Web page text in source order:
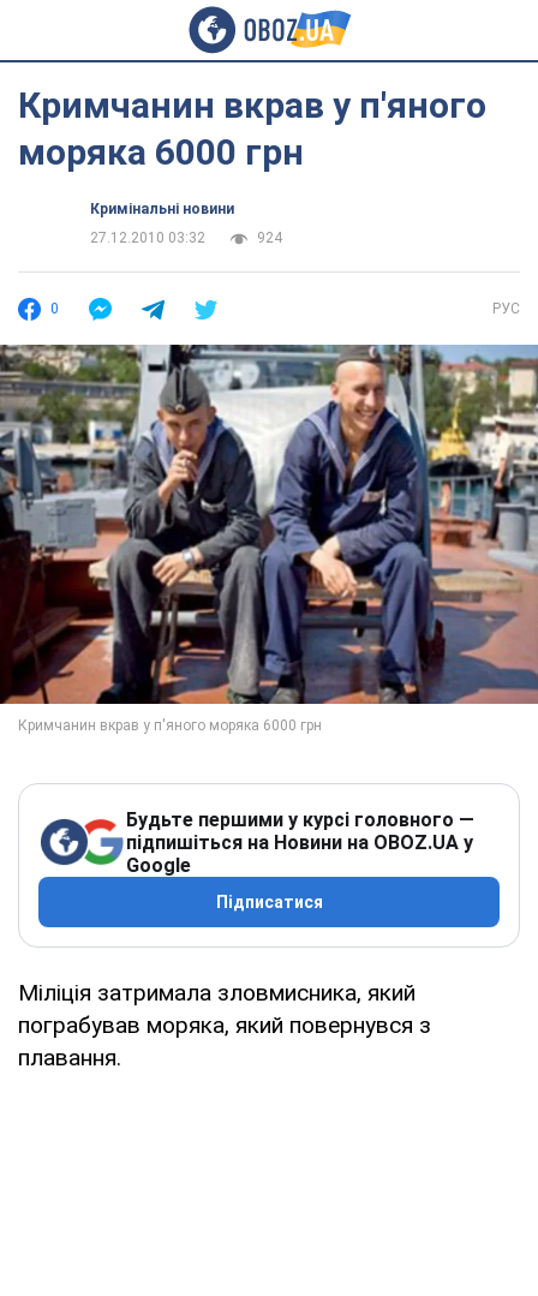
Кримчанин вкрав у п'яного
моряка 6000 грн
Кримінальні новини
27.12.2010 03:32
924
0 РУС
Будьте першими у курсі головного —
підпишіться на Новини на OBOZ.UA у
Google
Підписатися
Міліція затримала зловмисника, який
пограбував моряка, який повернувся з
плавання.